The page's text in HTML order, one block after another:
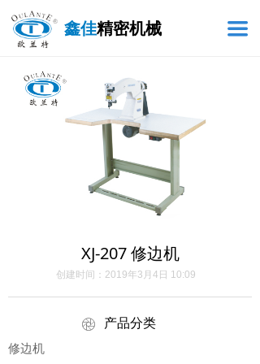
끀
鑫佳精密机械
XJ-207 修边机
产品分类
创建时间： 2019年3月4日 10:09
修边机
ꁵ